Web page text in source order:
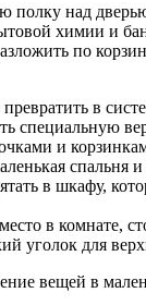
полку над
химии и
по
в
специальную
и
спальня
в шкафу,
в комнате,
уголок для